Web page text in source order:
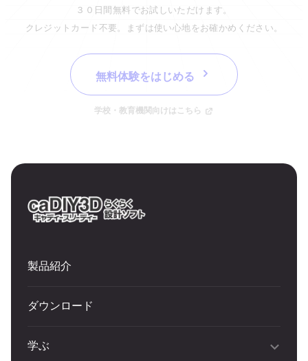
３０日間無料でお試しいただけます。
クレジットカード不要。まずは使い心地をお確かめください。
無料体験をはじめる
学校・教育機関向けはこちら
製品紹介
ダウンロード
学ぶ